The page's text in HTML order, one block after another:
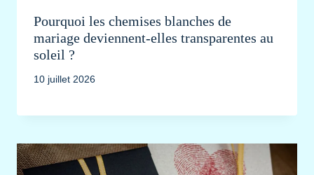
Pourquoi les chemises blanches de
mariage deviennent-elles transparentes au
soleil ?
10 juillet 2026